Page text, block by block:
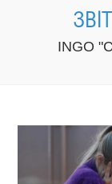
INGO